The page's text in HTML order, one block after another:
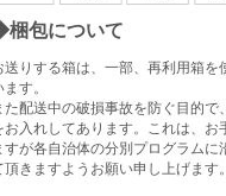
包について
送りする箱は、一部、再利用箱を
ます。
た配送中の破損事故を防ぐ目的で
お入れしてあります。これは、お
すが各自治体の分別プログラムに
頂きますようお願い申し上げます。